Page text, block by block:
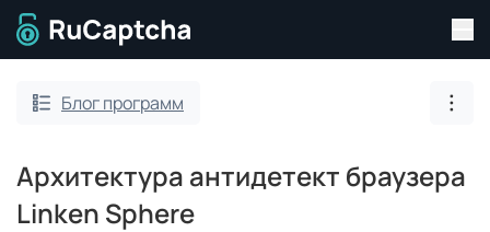
Перейти на главную страницу
Блог программ
Архитектура антидетект браузера
Linken Sphere